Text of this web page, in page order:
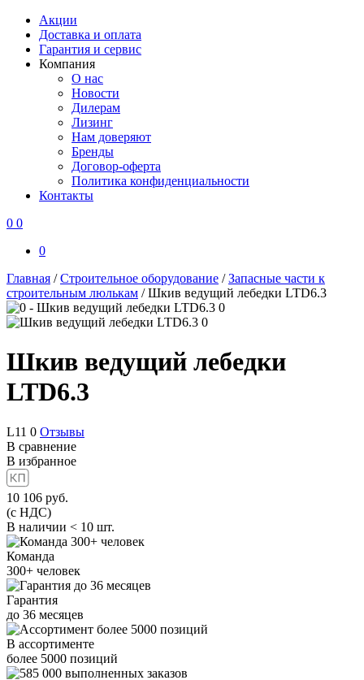
Акции
Доставка и оплата
Гарантия и сервис
Компания
О нас
Новости
Дилерам
Лизинг
Нам доверяют
Бренды
Договор-оферта
Политика конфиденциальности
Контакты
0 0
0
Главная /Строительное оборудование /Запасные части к
строительным люлькам /Шкив ведущий лебедки LTD6.3
Шкив ведущий лебедки
LTD6.3
L11 0 Отзывы
В сравнение
В избранное
10 106 руб.
(с НДС)
В наличии < 10 шт.
Команда
300+ человек
Гарантия
до 36 месяцев
В ассортименте
более 5000 позиций